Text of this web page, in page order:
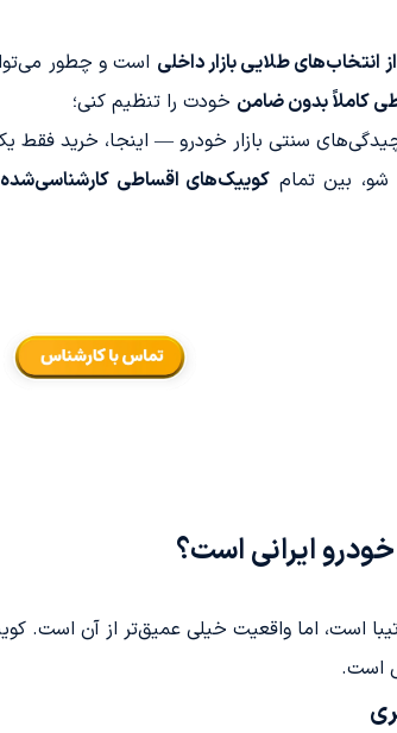
طلایی بازار داخلی است و چطور
کاملاً بدون ضامن خودت را تنظیم کنی؛
سنتی بازار خودرو — اینجا، خرید
شو، بین تمام کوییک‌های اقساطی کارشناسی‌شده
ایرانی است؟
است، اما واقعیت خیلی عمیق‌تر از آن است.
است.